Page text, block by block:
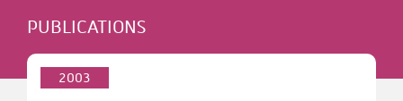
PUBLICATIONS
2003